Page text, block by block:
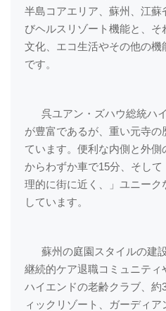
半島コアエリア、蘇州、江蘇
びヘルスリゾート機能と、
文化、エコ生活やその他の
です。
呉ユアン・ズハウ総統ハ
が豊富であるが、重い元寺の
ています。便利な内側と外
からわずか車で15分、そし
理的に街に近く、」ユニー
しています。
蘇州の庭園スタイルの建設
継続的ケア退職コミュニティ
ハイエンドの老齢クラブ、約
ィックリゾート、ガーディ